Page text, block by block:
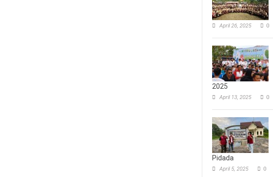
April 26, 2025 0
2025
April 13, 2025 0
Pidada
April 5, 2025 0